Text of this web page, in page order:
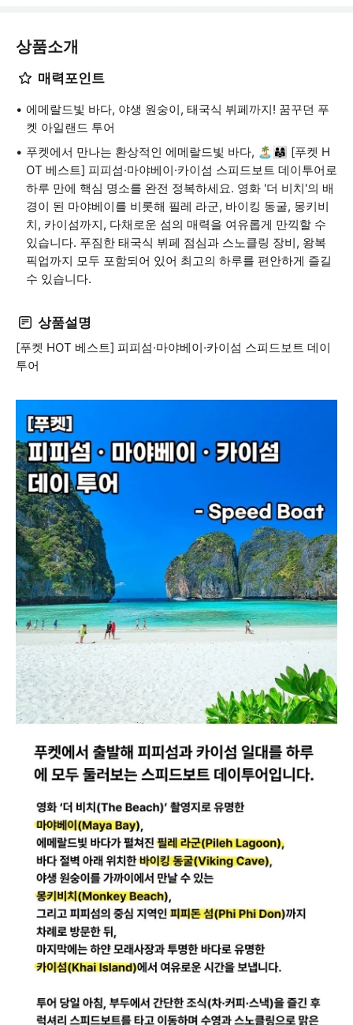
상품소개
매력포인트
에메랄드빛 바다, 야생 원숭이, 태국식 뷔페까지! 꿈꾸던 푸
켓 아일랜드 투어
푸켓에서 만나는 환상적인 에메랄드빛 바다, 🏝️👨‍👩‍👧‍ [푸켓 H
OT 베스트] 피피섬·마야베이·카이섬 스피드보트 데이투어로
하루 만에 핵심 명소를 완전 정복하세요. 영화 '더 비치'의 배
경이 된 마야베이를 비롯해 필레 라군, 바이킹 동굴, 몽키비
치, 카이섬까지, 다채로운 섬의 매력을 여유롭게 만끽할 수
있습니다. 푸짐한 태국식 뷔페 점심과 스노클링 장비, 왕복
픽업까지 모두 포함되어 있어 최고의 하루를 편안하게 즐길
수 있습니다.
상품설명
[푸켓 HOT 베스트] 피피섬·마야베이·카이섬 스피드보트 데이
투어